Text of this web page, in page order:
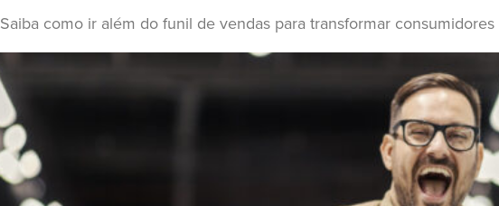
Saiba como ir além do funil de vendas para transformar consumidores